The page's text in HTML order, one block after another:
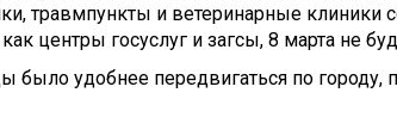
травмпункты и ветеринарные клиники
центры госуслуг и загсы, 8 марта не
было удобнее передвигаться по городу,